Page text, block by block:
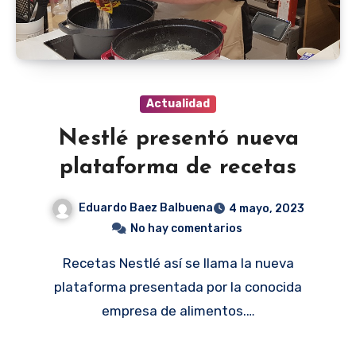
Actualidad
Nestlé presentó nueva
plataforma de recetas
Eduardo Baez Balbuena
4 mayo, 2023
No hay comentarios
Recetas Nestlé así se llama la nueva
plataforma presentada por la conocida
empresa de alimentos.…